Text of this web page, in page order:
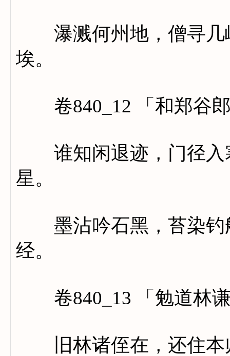
瀑溅何州地，僧寻几
埃。
卷840_12 「和郑谷郎
谁知闲退迹，门径入
星。
墨沾吟石黑，苔染钓
经。
卷840_13 「勉道林谦
旧林诸侄在，还住本